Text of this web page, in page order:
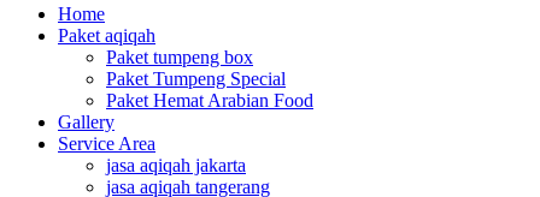
Home
Paket aqiqah
Paket tumpeng box
Paket Tumpeng Special
Paket Hemat Arabian Food
Gallery
Service Area
jasa aqiqah jakarta
jasa aqiqah tangerang